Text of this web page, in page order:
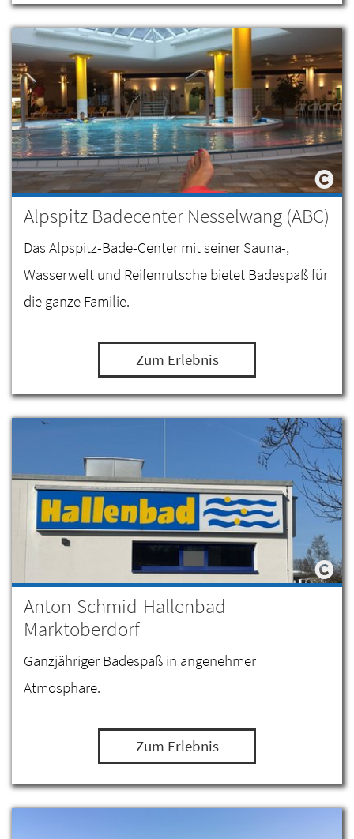
Alpspitz Badecenter Nesselwang (ABC)
Das Alpspitz-Bade-Center mit seiner Sauna-,
Wasserwelt und Reifenrutsche bietet Badespaß für
die ganze Familie.
Zum Erlebnis
Anton-Schmid-Hallenbad
Marktoberdorf
Ganzjähriger Badespaß in angenehmer
Atmosphäre.
Zum Erlebnis